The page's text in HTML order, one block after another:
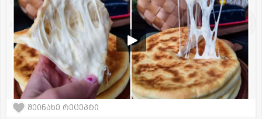
შეინახე რეცეპტი